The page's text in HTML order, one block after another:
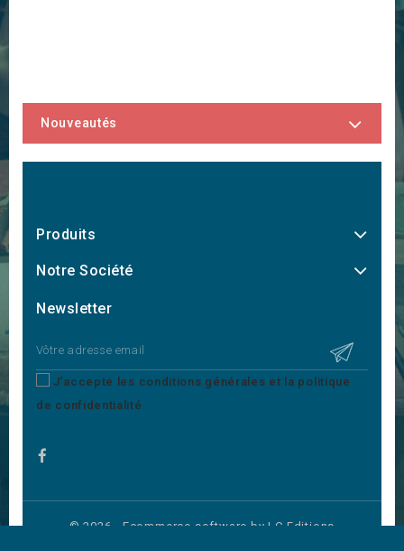
Nouveautés
Produits
Notre Société
Newsletter
J'accepte les conditions générales et la politique
de confidentialité
© 2026 - Ecommerce software by LC Editions